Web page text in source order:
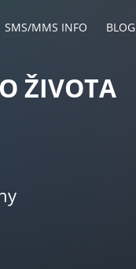
SMS/MMS INFO BLOG
ŽIVOTA